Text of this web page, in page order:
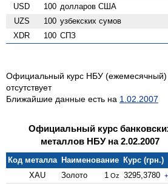
USD 100 долларов США
UZS 100 узбекских сумов
XDR 100 СПЗ
Официальный курс НБУ (ежемесячный)
отсутствует
Ближайшие данные есть на 1.02.2007
Официальный курс
металлов НБУ на 2.02.2007
Код металла Наименование Курс (грн.)
XAU
Золото 1 Oz 3295,3780